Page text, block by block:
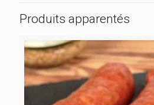
Produits apparentés